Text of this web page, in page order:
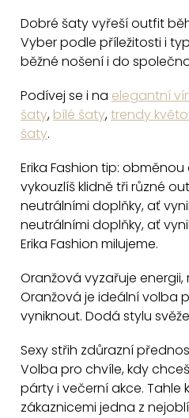
v
l
á
a
c
r
v
k
ý
p
i
s
u
Dobré šaty vyřeší outfit
Vyber podle příležitosti i
běžné nošení i do
Podívej se i na elegantní
šaty, bílé šaty,trendy
šaty.
Erika Fashion tip:
vykouzlíš klidně tři různé
neutrálními doplňky, ať
neutrálními doplňky, ať
Erika Fashion milujeme.
Oranžová vyzařuje
Oranžová je ideální volba
vyniknout. Dodá stylu
Sexy střih zdůrazní
Volba pro chvíle, kdy
párty i večerní akce. Tahle
zákaznicemi jedna z